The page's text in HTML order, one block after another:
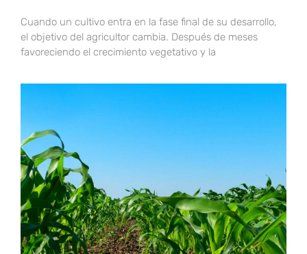
Cuando un cultivo entra en la fase final de su desarrollo,
el objetivo del agricultor cambia. Después de meses
favoreciendo el crecimiento vegetativo y la